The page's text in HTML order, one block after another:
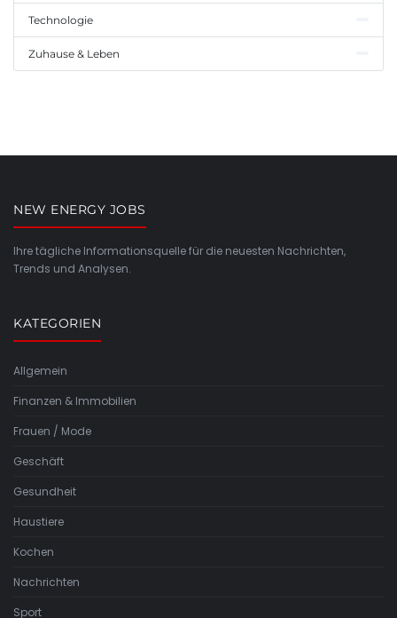
Technologie
Zuhause & Leben
NEW ENERGY JOBS
Ihre tägliche Informationsquelle für die neuesten Nachrichten,
Trends und Analysen.
KATEGORIEN
Allgemein
Finanzen & Immobilien
Frauen / Mode
Geschäft
Gesundheit
Haustiere
Kochen
Nachrichten
Sport